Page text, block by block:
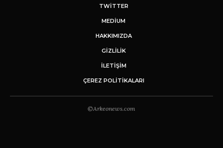
TWITTER
MEDIUM
HAKKIMIZDA
GİZLİLİK
İLETIŞIM
ÇEREZ POLITIKALARI
©Arkeonews.com